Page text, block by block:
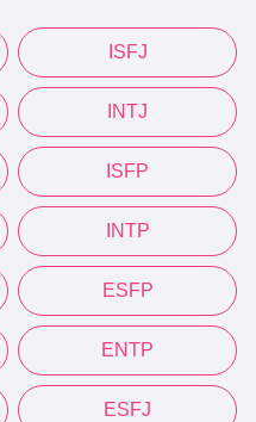
ISFJ
INTJ
ISFP
INTP
ESFP
ENTP
ESFJ